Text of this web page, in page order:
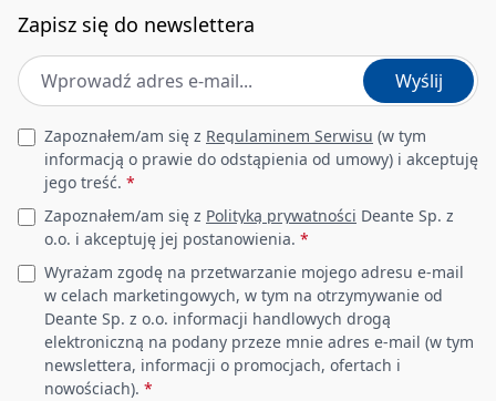
Zapisz się do newslettera
Adres e-mail *
Wyślij
Leave this field empty
Zapoznałem/am się z Regulaminem Serwisu (w tym
informacją o prawie do odstąpienia od umowy) i akceptuję
jego treść. *
Zapoznałem/am się z Polityką prywatności Deante Sp. z
o.o. i akceptuję jej postanowienia. *
Wyrażam zgodę na przetwarzanie mojego adresu e-mail
w celach marketingowych, w tym na otrzymywanie od
Deante Sp. z o.o. informacji handlowych drogą
elektroniczną na podany przeze mnie adres e-mail (w tym
newslettera, informacji o promocjach, ofertach i
nowościach). *